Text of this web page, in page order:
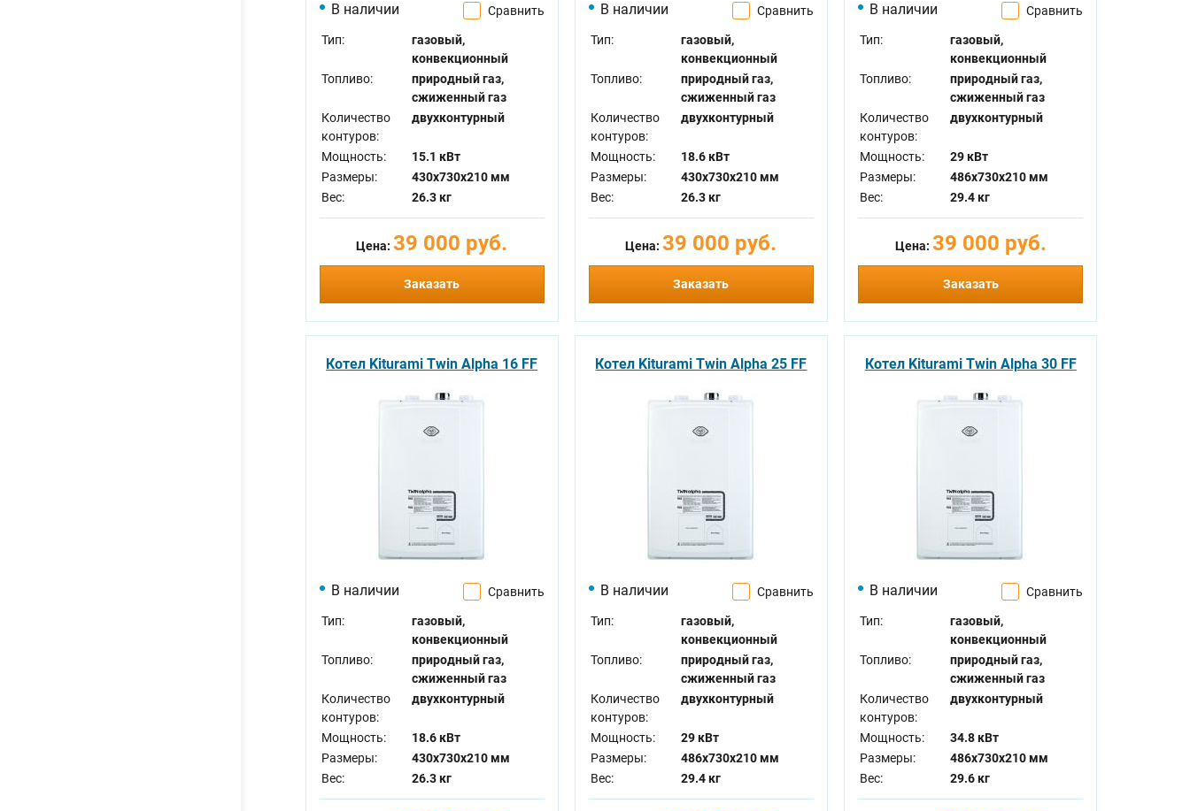
В наличии Сравнить
Тип:
газовый,
конвекционный
Топливо:
природный газ,
сжиженный газ
Количество
контуров:
двухконтурный
Мощность:
15.1 кВт
Размеры:
430x730x210 мм
Вес:
26.3 кг
Цена:39 000 руб.
Заказать
В наличии Сравнить
Тип:
газовый,
конвекционный
Топливо:
природный газ,
сжиженный газ
Количество
контуров:
двухконтурный
Мощность:
18.6 кВт
Размеры:
430x730x210 мм
Вес:
26.3 кг
Цена:39 000 руб.
Заказать
В наличии Сравнить
Тип:
газовый,
конвекционный
Топливо:
природный газ,
сжиженный газ
Количество
контуров:
двухконтурный
Мощность:
29 кВт
Размеры:
486x730x210 мм
Вес:
29.4 кг
Цена: 39 000 руб.
Заказать
Котел Kiturami Twin Alpha 16 FF
В наличии Сравнить
Тип:
газовый,
конвекционный
Топливо:
природный газ,
сжиженный газ
Количество
контуров:
двухконтурный
Мощность:
18.6 кВт
Размеры:
430x730x210 мм
Вес:
26.3 кг
Котел Kiturami Twin Alpha 25 FF
В наличии Сравнить
Тип:
газовый,
конвекционный
Топливо:
природный газ,
сжиженный газ
Количество
контуров:
двухконтурный
Мощность:
29 кВт
Размеры:
486x730x210 мм
Вес:
29.4 кг
Котел Kiturami Twin Alpha 30 FF
В наличии Сравнить
Тип:
газовый,
конвекционный
Топливо:
природный газ,
сжиженный газ
Количество
контуров:
двухконтурный
Мощность:
34.8 кВт
Размеры:
486x730x210 мм
Вес:
29.6 кг